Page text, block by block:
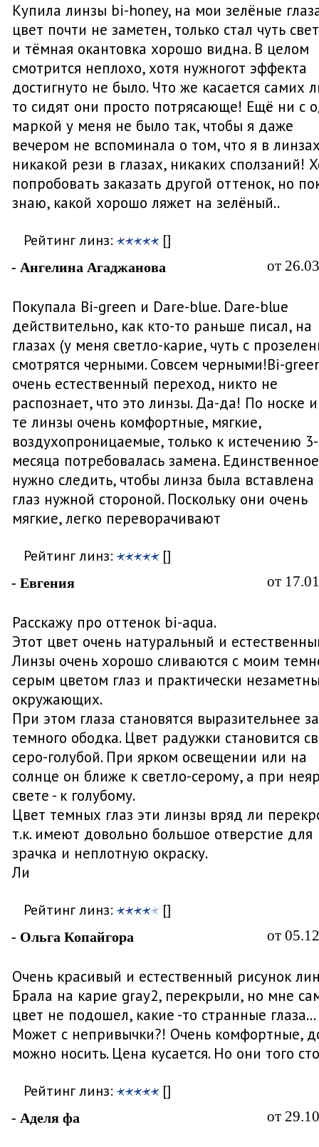
Купила линзы bi-honey, на мои зелёные
цвет почти не заметен, только стал чуть
и тёмная окантовка хорошо видна. В целом
смотрится неплохо, хотя нужногот эффекта
достигнуто не было. Что же касается самих
то сидят они просто потрясающе! Ещё ни с
маркой у меня не было так, чтобы я даже
вечером не вспоминала о том, что я в
никакой рези в глазах, никаких сползаний!
попробовать заказать другой оттенок, но
знаю, какой хорошо ляжет на зелёный..
Рейтинг линз: []
- Ангелина Агаджанова от
Покупала Bi-green и Dare-blue. Dare-blue
действительно, как кто-то раньше писал, на
глазах (у меня светло-карие, чуть с
смотрятся черными. Совсем черными!Bi-
очень естественный переход, никто не
распознает, что это линзы. Да-да! По носке
те линзы очень комфортные, мягкие,
воздухопроницаемые, только к истечению
месяца потребовалась замена.
нужно следить, чтобы линза была вставлена
глаз нужной стороной. Поскольку они очень
мягкие, легко переворачивают
Рейтинг линз: []
- Евгения от
Расскажу про оттенок bi-aqua.
Этот цвет очень натуральный и
Линзы очень хорошо сливаются с моим
серым цветом глаз и практически
окружающих.
При этом глаза становятся выразительнее
темного ободка. Цвет радужки становится
серо-голубой. При ярком освещении или на
солнце он ближе к светло-серому, а при
свете - к голубому.
Цвет темных глаз эти линзы вряд ли
т.к. имеют довольно большое отверстие для
зрачка и неплотную окраску.
Ли
Рейтинг линз: []
- Ольга Копайгора от
Очень красивый и естественный рисунок
Брала на карие gray2, перекрыли, но мне
цвет не подошел, какие -то странные глаза...
Может с непривычки?! Очень комфортные,
можно носить. Цена кусается. Но они того
Рейтинг линз: []
- Аделя фа от